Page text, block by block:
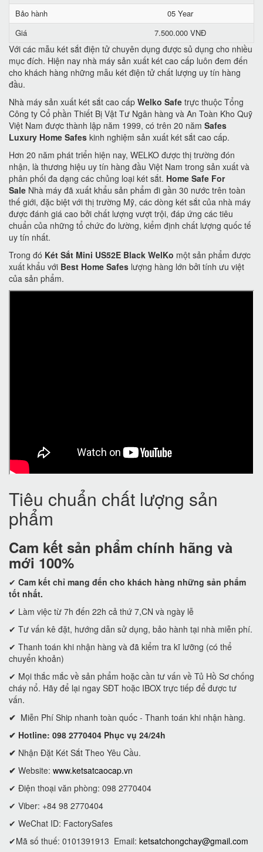
Bảo hành
05 Year
Giá
7.500.000 VNĐ
Với các mẫu két sắt điện tử chuyên dụng được sủ dụng cho nhiều
mục đích. Hiện nay nhà máy sản xuất két cao cấp luôn đem đến
cho khách hàng những mẫu két điện tử chất lượng uy tín hàng
đầu.
Nhà máy sản xuất két sắt cao cấp Welko Safe trực thuộc Tổng
Công ty Cổ phần Thiết Bị Vật Tư Ngân hàng và An Toàn Kho Quỹ
Việt Nam được thành lập năm 1999, có trên 20 năm Safes
Luxury Home Safes kinh nghiệm sản xuất két sắt cao cấp.
Hơn 20 năm phát triển hiện nay, WELKO được thị trường đón
nhận, là thương hiệu uy tín hàng đầu Việt Nam trong sản xuất và
phân phối đa dạng các chủng loại két sắt. Home Safe For
Sale Nhà máy đã xuất khẩu sản phẩm đi gần 30 nước trên toàn
thế giới, đặc biệt với thị trường Mỹ, các dòng két sắt của nhà máy
được đánh giá cao bởi chất lượng vượt trội, đáp ứng các tiêu
chuẩn của những tổ chức đo lường, kiểm định chất lượng quốc tế
uy tín nhất.
Trong đó Két Sắt Mini US52E Black WelKo một sản phẩm được
xuất khẩu với Best Home Safes lượng hàng lớn bởi tính ưu việt
của sản phẩm.
Tiêu chuẩn chất lượng sản
phẩm
Cam kết sản phẩm chính hãng và
mới 100%
✔ Cam kết chỉ mang đến cho khách hàng những sản phẩm
tốt nhất.
✔ Làm việc từ 7h đến 22h cả thứ 7,CN và ngày lễ
✔ Tư vấn kê đặt, hướng dẫn sử dụng, bảo hành tại nhà miễn phí.
✔ Thanh toán khi nhận hàng và đã kiểm tra kĩ lưỡng (có thể
chuyển khoản)
✔ Mọi thắc mắc về sản phẩm hoặc cần tư vấn về Tủ Hồ Sơ chống
cháy nổ. Hãy để lại ngay SĐT hoặc IBOX trực tiếp để được tư
vấn.
✔ Miễn Phí Ship nhanh toàn quốc - Thanh toán khi nhận hàng.
✔ Hotline: 098 2770404 Phục vụ 24/24h
✔ Nhận Đặt Két Sắt Theo Yêu Cầu.
✔ Website: www.ketsatcaocap.vn
✔ Điện thoại văn phòng: 098 2770404
✔ Viber: +84 98 2770404
✔ WeChat ID: FactorySafes
✔Mã số thuế: 0101391913 Email: ketsatchongchay@gmail.com